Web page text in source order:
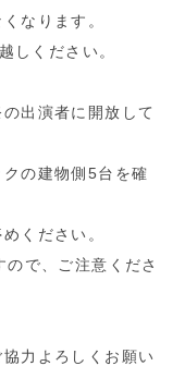
なります。
しください。
出演者に開放して
の建物側5台を確
ください。
で、ご注意くださ
力よろしくお願い